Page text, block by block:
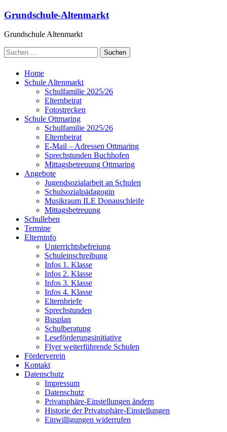
Grundschule-Altenmarkt
Grundschule Altenmarkt
Home
Schule Altenmarkt
Schulfamilie 2025/26
Elternbeirat
Fotostrecken
Schule Ottmaring
Schulfamilie 2025/26
Elternbeirat
E-Mail – Adressen Ottmaring
Sprechstunden Buchhofen
Mittagsbetreuung Ottmaring
Angebote
Jugendsozialarbeit an Schulen
Schulsozialpädagogin
Musikraum ILE Donauschleife
Mittagsbetreuung
Schulleben
Termine
Elterninfo
Unterrichtsbefreiung
Schuleinschreibung
Infos 1. Klasse
Infos 2. Klasse
Infos 3. Klasse
Infos 4. Klasse
Elternbriefe
Sprechstunden
Busplan
Schulberatung
Leseförderungsinitiative
Flyer weiterführende Schulen
Förderverein
Kontakt
Datenschutz
Impressum
Datenschutz
Privatsphäre-Einstellungen ändern
Historie der Privatsphäre-Einstellungen
Einwilligungen widerrufen